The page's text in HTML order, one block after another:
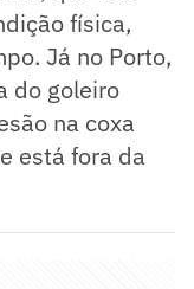
física,
Já no Porto,
do goleiro
na coxa
está fora da